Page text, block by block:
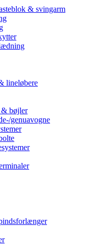
& svingarm
lineløbere
bøjler
genuavogne